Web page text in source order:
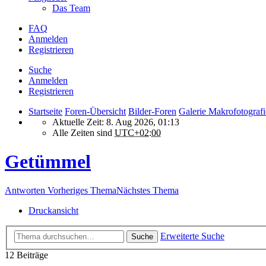
Das Team
FAQ
Anmelden
Registrieren
Suche
Anmelden
Registrieren
Startseite Foren-Übersicht Bilder-Foren Galerie
Aktuelle Zeit: 8. Aug 2026, 01:13
Alle Zeiten sind UTC+02:00
Getümmel
Antworten Vorheriges ThemaNächstes Thema
Druckansicht
Suche
Erweiterte Suche
12 Beiträge